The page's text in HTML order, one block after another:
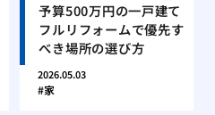
予算500万円の一戸建て
フルリフォームで優先す
べき場所の選び方
2026.05.03
家